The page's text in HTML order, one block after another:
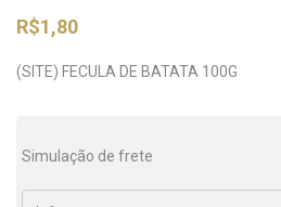
R$1,80
(SITE) FECULA DE BATATA 100G
Simulação de frete